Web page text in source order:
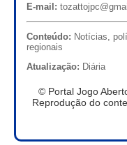
E-mail:
Conteúdo: Notícias,
regionais
Atualização: Diária
© Portal Jogo
Reprodução do